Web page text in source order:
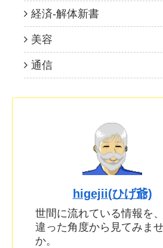
経済‐解体新書
美容
通信
higejii(ひげ爺)
世間に流れている情報を
違った角度から見てみま
か。